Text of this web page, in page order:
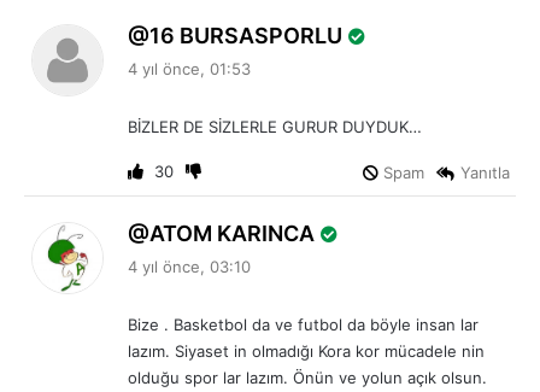
16 BURSASPORLU
i
:
4 yıl önce, 01:53
BİZLER DE SİZLERLE GURUR DUYDUK…
30 Yanıtla
Spam
ATOM KARINCA
4 yıl önce, 03:10
Bize . Basketbol da ve futbol da böyle insan lar
lazım. Siyaset in olmadığı Kora kor mücadele nin
olduğu spor lar lazım. Önün ve yolun açık olsun.